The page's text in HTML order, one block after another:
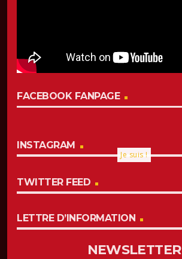
FACEBOOK FANPAGE
INSTAGRAM
Je suis !
TWITTER FEED
LETTRE D’INFORMATION
NEWSLETTER